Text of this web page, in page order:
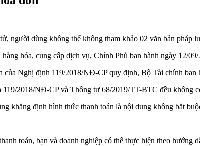
người dùng không thể không tham khảo 02 văn bản pháp
hóa, cung cấp dịch vụ, Chính Phủ ban hành ngày 12/09/
Nghị định 119/2018/NĐ-CP quy định, Bộ Tài chính ban
2018/NĐ-CP và Thông tư 68/2019/TT-BTC đều không
khẳng định hình thức thanh toán là nội dung không bắt
toán, bạn và doanh nghiệp có thể thực hiện theo hướng